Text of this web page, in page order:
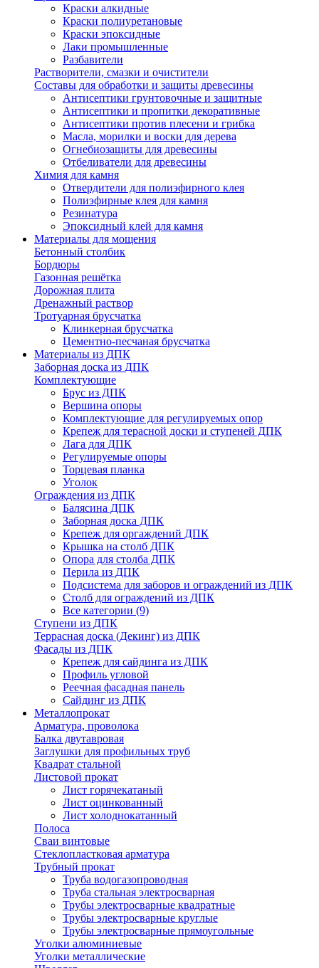
Краски алкидные
Краски полиуретановые
Краски эпоксидные
Лаки промышленные
Разбавители
Растворители, смазки и очистители
Составы для обработки и защиты древесины
Антисептики грунтовочные и защитные
Антисептики и пропитки декоративные
Антисептики против плесени и грибка
Масла, морилки и воски для дерева
Огнебиозащиты для древесины
Отбеливатели для древесины
Химия для камня
Отвердители для полиэфирного клея
Полиэфирные клея для камня
Резинатура
Эпоксидный клей для камня
Материалы для мощения
Бетонный столбик
Бордюры
Газонная решётка
Дорожная плита
Дренажный раствор
Тротуарная брусчатка
Клинкерная брусчатка
Цементно-песчаная брусчатка
Материалы из ДПК
Заборная доска из ДПК
Комплектующие
Брус из ДПК
Вершина опоры
Комплектующие для регулируемых опор
Крепеж для терасной доски и ступеней ДПК
Лага для ДПК
Регулируемые опоры
Торцевая планка
Уголок
Ограждения из ДПК
Балясина ДПК
Заборная доска ДПК
Крепеж для оргаждений ДПК
Крышка на столб ДПК
Опора для столба ДПК
Перила из ДПК
Подсистема для заборов и ограждений из ДПК
Столб для ограждений из ДПК
Все категории (9)
Ступени из ДПК
Террасная доска (Декинг) из ДПК
Фасады из ДПК
Крепеж для сайдинга из ДПК
Профиль угловой
Реечная фасадная панель
Сайдинг из ДПК
Металлопрокат
Арматура, проволока
Балка двутавровая
Заглушки для профильных труб
Квадрат стальной
Листовой прокат
Лист горячекатаный
Лист оцинкованный
Лист холоднокатанный
Полоса
Сваи винтовые
Стеклопластковая арматура
Трубный прокат
Труба водогазопроводная
Труба стальная электросварная
Трубы электросварные квадратные
Трубы электросварные круглые
Трубы электросварные прямоугольные
Уголки алюминиевые
Уголки металлические